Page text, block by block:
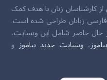
کارشناسان زبان با هدف کمک
زبانان طراحی شده است.
حال حاضر شامل این وبسایت،
، وبسایت جدید بیاموز و